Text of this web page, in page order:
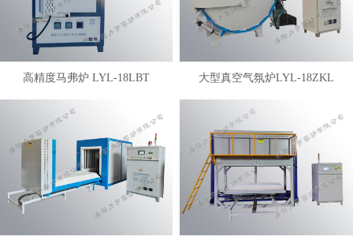
高精度马弗炉 LYL-18LBT 大型真空气氛炉LYL-18ZKL